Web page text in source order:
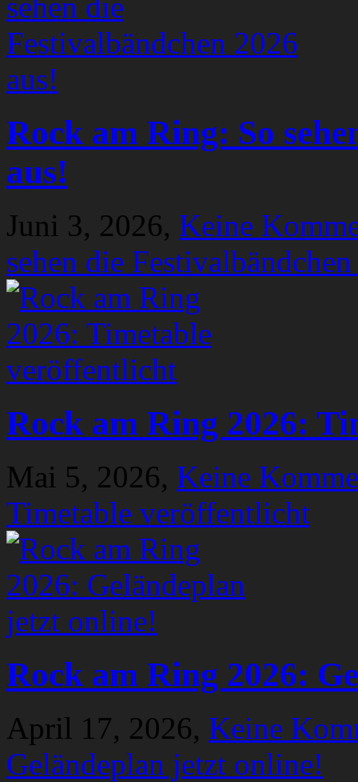
Rock am Ring: So
aus!
Juni 3, 2026, Keine
sehen die
Rock am Ring 2026:
Mai 5, 2026, Keine
Timetable veröffentlicht
Rock am Ring 2026:
April 17, 2026, Keine
Geländeplan jetzt online!